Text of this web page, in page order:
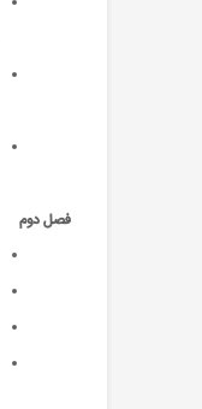
فصل دوم